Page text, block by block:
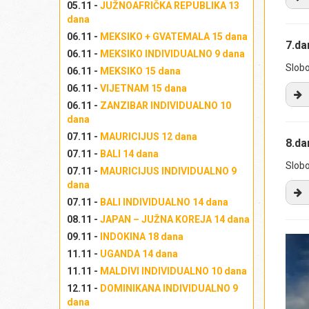
05.11 - JUŽNOAFRIČKA REPUBLIKA 13
dana
06.11 - MEKSIKO + GVATEMALA 15 dana
06.11 - MEKSIKO INDIVIDUALNO 9 dana
06.11 - MEKSIKO 15 dana
06.11 - VIJETNAM 15 dana
06.11 - ZANZIBAR INDIVIDUALNO 10
dana
07.11 - MAURICIJUS 12 dana
07.11 - BALI 14 dana
07.11 - MAURICIJUS INDIVIDUALNO 9
dana
07.11 - BALI INDIVIDUALNO 14 dana
08.11 - JAPAN – JUŽNA KOREJA 14 dana
09.11 -
INDOKINA 18 dana
11.11 - UGANDA 14 dana
11.11 - MALDIVI INDIVIDUALNO 10 dana
12.11 - DOMINIKANA INDIVIDUALNO 9
dana
su